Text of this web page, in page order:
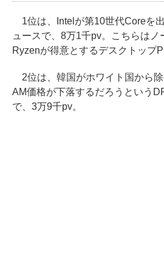
1位は、Intelが第10世代Coreを
ュースで、8万1千pv。こちらは
Ryzenが得意とするデスクトップ
2位は、韓国がホワイト国から
AM価格が下落するだろうという
で、3万9千pv。